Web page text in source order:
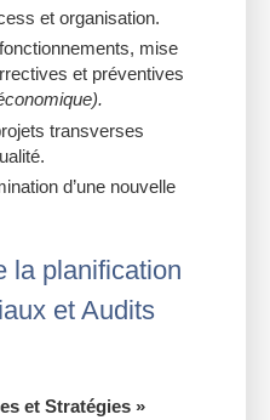
et organisation.
mise
et préventives
transverses
d’une nouvelle
la planification
et Audits
et Stratégies »